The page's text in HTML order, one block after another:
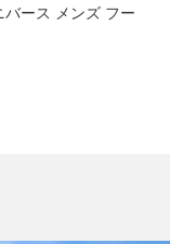
バース メンズ フー
ラインストアの出